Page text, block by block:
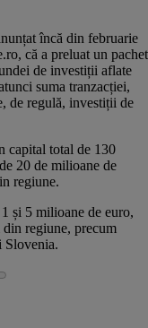
încă din februarie
că a preluat un pachet
de investiții aflate
suma tranzacției,
de regulă, investiții de
capital total de 130
20 de milioane de
regiune.
și 5 milioane de euro,
regiune, precum
Slovenia.